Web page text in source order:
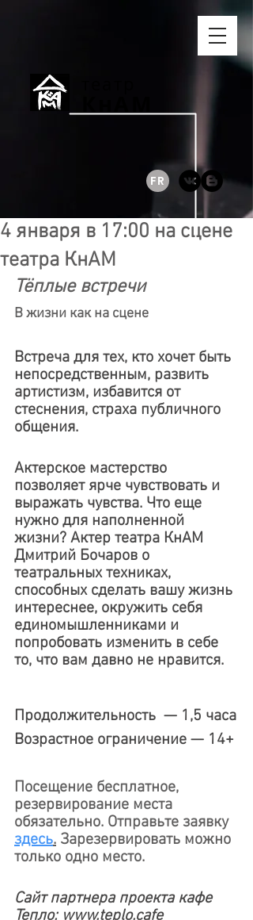
FR
4 января в 17:00 на сцене
театра КнАМ
Тёплые встречи
В жизни как на сцене
Встреча для тех, кто хочет быть
непосредственным, развить
артистизм, избавится от
стеснения, страха публичного
общения.
Актерское мастерство
позволяет ярче чувствовать и
выражать чувства. Что еще
нужно для наполненной
жизни? Актер театра КнАМ
Дмитрий Бочаров о
театральных техниках,
способных сделать вашу жизнь
интереснее, окружить себя
единомышленниками и
попробовать изменить в себе
то, что вам давно не нравится.
Продолжительность  — 1,5 часа
Возрастное ограничение — 14+
Посещение бесплатное,
резервирование места
обязательно. Отправьте заявку
здесь. Зарезервировать можно
только одно место.
Сайт партнера проекта кафе
Тепло: www.teplo.cafe